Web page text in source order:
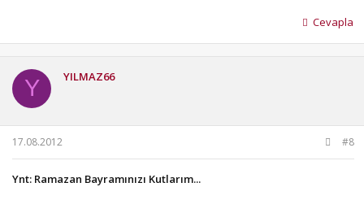
Cevapla
Y YILMAZ66
17.08.2012 #8
Ynt: Ramazan Bayramınızı Kutlarım...